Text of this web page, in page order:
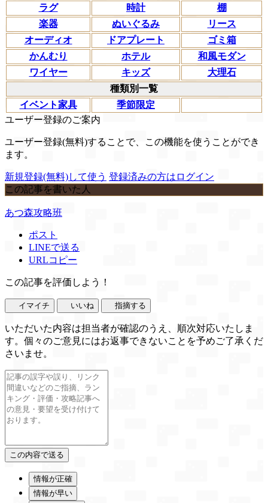
ラグ
時計
棚
楽器
ぬいぐるみ
リース
オーディオ
ドアプレート
ゴミ箱
かんむり
ホテル
和風モダン
ワイヤー
キッズ
大理石
種類別一覧
イベント家具
季節限定
ユーザー登録のご案内
ユーザー登録(無料)することで、この機能を使うことができ
ます。
新規登録(無料)して使う 登録済みの方はログイン
この記事を書いた人
あつ森攻略班
ポスト
LINEで送る
URLコピー
この記事を評価しよう！
イマイチ いいね 指摘する
いただいた内容は担当者が確認のうえ、順次対応いたしま
す。個々のご意見にはお返事できないことを予めご了承くだ
さいませ。
情報が正確
情報が早い